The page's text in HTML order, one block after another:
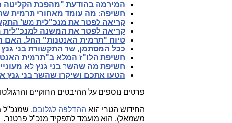
המירמה בהודעת "מהפכת הקליטה
חשיפה: מה עומד מאחורי תרמית
קריאה לפטר את מנכ"לית מש'
קריאה לפטר את המשנה
טיוח "תרמית האנטנות" החל. האם
ככל המסתמן, שר התקשורת בני
חשיפת הלו"ז המלא ב"תרמית
חשיפת מה שהשר בני גנץ לא
הטעו אתכם ושיקרו שהשר בני גנץ
פרטים נוספים על ההיבטים החוקיים
החידוש הטרי הוא ההדלפה לגלובס,
משמאל), הוא מועמד לתפקיד מנכ"ל פרטנר.